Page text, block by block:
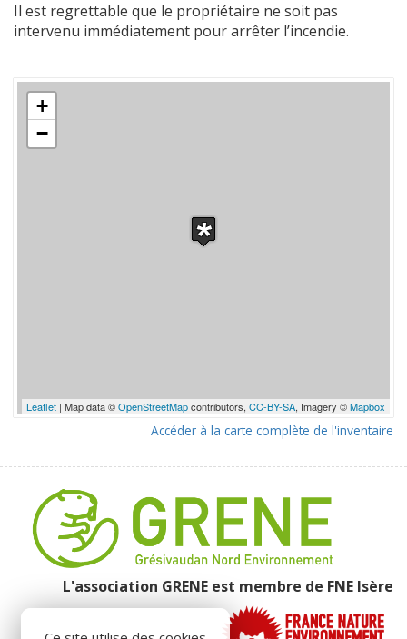
Il est regrettable que le propriétaire ne soit pas
intervenu immédiatement pour arrêter l’incendie.
+
−
Leaflet | Map data ©OpenStreetMapcontributors, CC-BY-SA, Imagery ©Mapbox
Accéder à la carte complète de l'inventaire
L'association GRENE est membre de FNE Isère